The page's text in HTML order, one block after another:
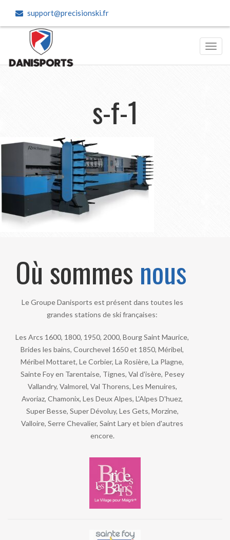
support@precisionski.fr
s-f-1
Où sommes nous
Le Groupe Danisports est présent dans toutes les
grandes stations de ski françaises:
Les Arcs 1600, 1800, 1950, 2000, Bourg Saint Maurice,
Brides les bains, Courchevel 1650 et 1850, Méribel,
Méribel Mottaret, Le Corbier, La Rosière, La Plagne,
Sainte Foy en Tarentaise, Tignes, Val d'isère, Pesey
Vallandry, Valmorel, Val Thorens, Les Menuires,
Avoriaz, Chamonix, Les Deux Alpes, L'Alpes D'huez,
Super Besse, Super Dévoluy, Les Gets, Morzine,
Valloire, Serre Chevalier, Saint Lary et bien d'autres
encore.